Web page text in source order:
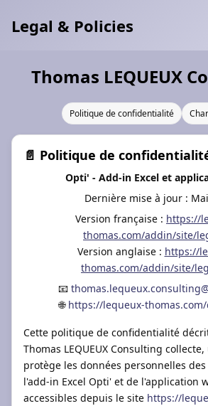
Legal & Policies
Thomas LEQUEUX
Politique de confidentialité
📄 Politique de
Opti' - Add-in Excel et
Dernière mise à jour :
Version française : https://
thomas.com/addin/site/
Version anglaise : https://
thomas.com/addin/site/
📧
🌐 https://lequeux-
Cette politique de confidentialité
Thomas LEQUEUX Consulting
protège les données personnelles
l'add-in Excel Opti' et de l'application
accessibles depuis le site https://